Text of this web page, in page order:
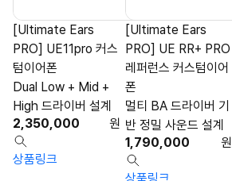
[Ultimate Ears
PRO] UE11pro 커스
텀이어폰
Dual Low + Mid +
High 드라이버 설계
2,350,000
원
상품링크
[Ultimate Ears
PRO] UE RR+ PRO
레퍼런스 커스텀이어
폰
멀티 BA 드라이버 기
반 정밀 사운드 설계
1,790,000
원